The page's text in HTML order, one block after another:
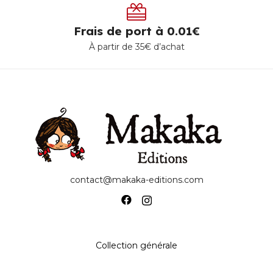
Frais de port à 0.01€
À partir de 35€ d’achat
contact@makaka-editions.com
Collection générale